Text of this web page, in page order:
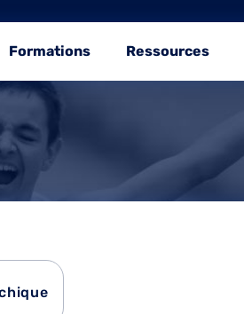
Formations Ressources